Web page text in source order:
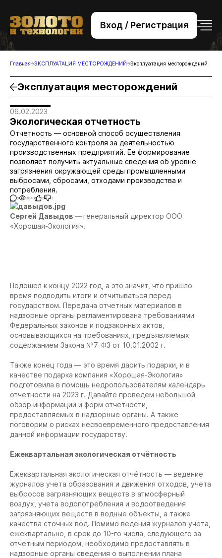
Вход / Регистрация
+7 (495) 221-76-32
bsv@zolteh.ru
Главная ЭКСПЛУАТАЦИЯ МЕСТОРОЖДЕНИЙ Эксплуатация месторождений
Эксплуатация месторождений
06.02.2023
Экологическая отчетность
Отчетность — основной способ осуществления
государственного контроля за деятельностью
производственных предприятий. Ее формирование
позволяет получить актуальные сведения об уровне
загрязнения окружающей среды промышленными
выбросами, сбросами, отходами производства и
потребления.
0 3049 2 3
Сергей Давыдов —генеральный директор ООО
«Хорошая-Экология».
Подошел к концу 2022 год, а это значит, что пришло
время подводить итоги и отчитываться перед
государством. Передача отчетных материалов в
надзорные органы регламентирована требованиями
Федеральных законов и подзаконных актов,
основывающихся на требованиях, предъявляемых
содержанием Закона №7-ФЗ от 10.01.2002 г.
Также конец года — это время дарить подарки, и в
качестве подарка компания «Хорошая-Экология»
подготовила в помощь недропользователям календарь
отчетности на 2023 г. Давайте проведем небольшой
обзор информации и форм отчётности,
предоставляемых в надзорные органы. А также
поговорим о рисках несвоевременного предоставления
данной информации государству.
Ежеквартальная экологическая отчётность
Ежеквартальная экологическая отчётность — ведение
журналов учета образования и движения отходов, учета
выбросов загрязняющих веществ в атмосферный
воздух, учета водопотребления и водоотведения
загрязняющих веществ в водные объекты, а также
качества сточных вод. Помимо ведения журналов учета,
ежеквартально, в срок до 10-го числа, следующего за
отчетным периодом, необходимо предоставлять в
надзорные органы сведения о выполнении плана